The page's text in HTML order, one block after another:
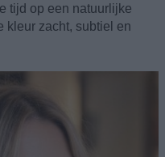
tijd op een natuurlijke
kleur zacht, subtiel en